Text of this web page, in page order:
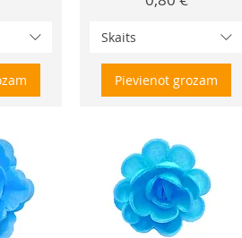
Skaits
Pievienot grozam